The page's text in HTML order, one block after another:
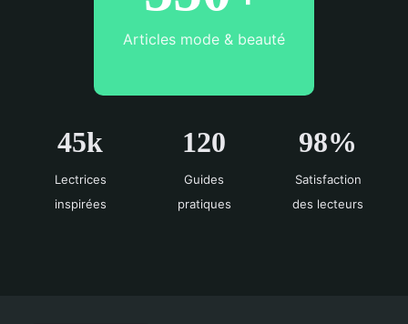
Articles mode & beauté
45k
Lectrices
inspirées
120
Guides
pratiques
98%
Satisfaction
des lecteurs